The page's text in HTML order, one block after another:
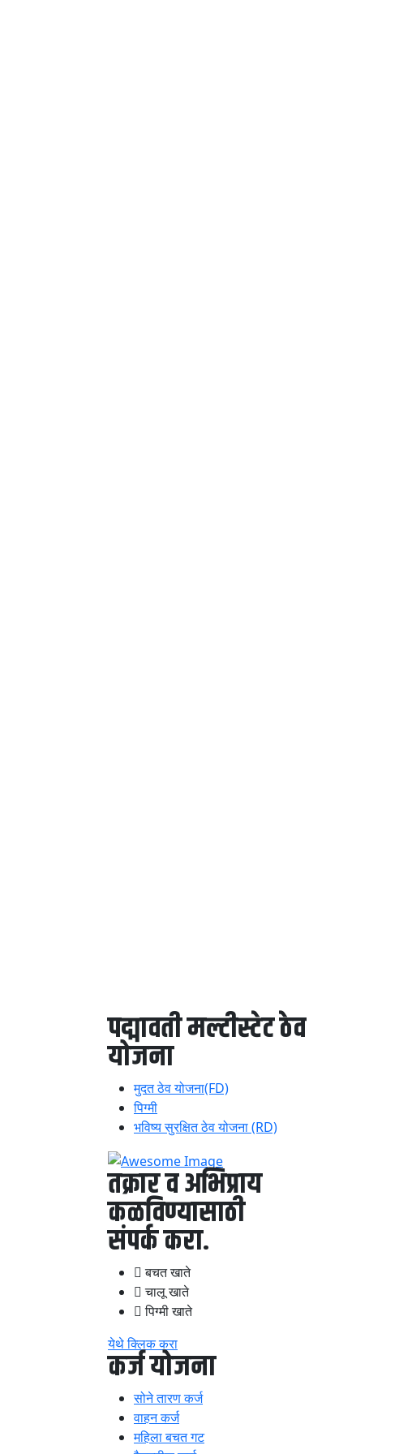
पद्मावती मल्टीस्टेट ठेव
योजना
मुदत ठेव योजना(FD)
पिग्मी
भविष्य सुरक्षित ठेव योजना (RD)
तक्रार व अभिप्राय
कळविण्यासाठी
संपर्क करा.
बचत खाते
चालू खाते
पिग्मी खाते
येथे क्लिक करा
कर्ज योजना
सोने तारण कर्ज
वाहन कर्ज
महिला बचत गट